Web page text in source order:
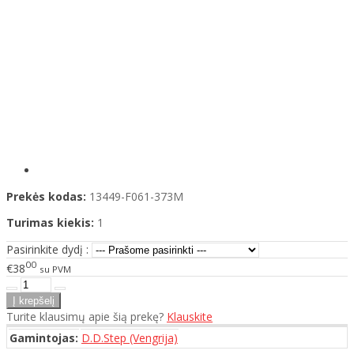
Prekės kodas: 13449-F061-373M
Turimas kiekis: 1
Pasirinkite dydį :
€3800 su PVM
Turite klausimų apie šią prekę? Klauskite
Gamintojas: D.D.Step (Vengrija)